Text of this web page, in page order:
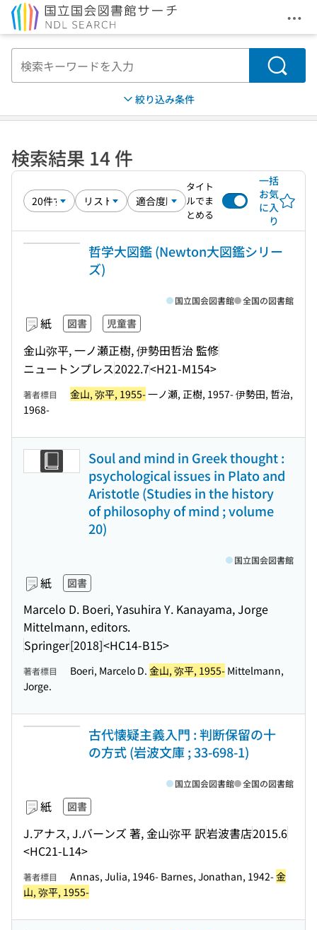
メ
検索
絞り込み条件
検索結果 14 件
タイト
ルでま
とめる
一括
お気
に入
り
哲学大図鑑 (Newton大図鑑シリー
ズ)
紙 図書 児童書
金山弥平, 一ノ瀬正樹, 伊勢田哲治 監修
ニュートンプレス2022.7<H21-M154>
国立国会図書館 全国の図書館
著者標目 金山, 弥平, 1955-一ノ瀬, 正樹, 1957- 伊勢田, 哲治,
1968-
Soul and mind in Greek thought :
psychological issues in Plato and
Aristotle (Studies in the history
of philosophy of mind ; volume
20)
紙 図書
Marcelo D. Boeri, Yasuhira Y. Kanayama, Jorge
Mittelmann, editors.
Springer[2018]<HC14-B15>
国立国会図書館
著者標目 Boeri, Marcelo D. 金山, 弥平, 1955- Mittelmann,
Jorge.
古代懐疑主義入門 : 判断保留の十
の方式 (岩波文庫 ; 33-698-1)
紙 図書
J.アナス, J.バーンズ 著, 金山弥平 訳岩波書店2015.6
<HC21-L14>
国立国会図書館 全国の図書館
著者標目 Annas, Julia, 1946- Barnes, Jonathan, 1942-金
山, 弥平, 1955-